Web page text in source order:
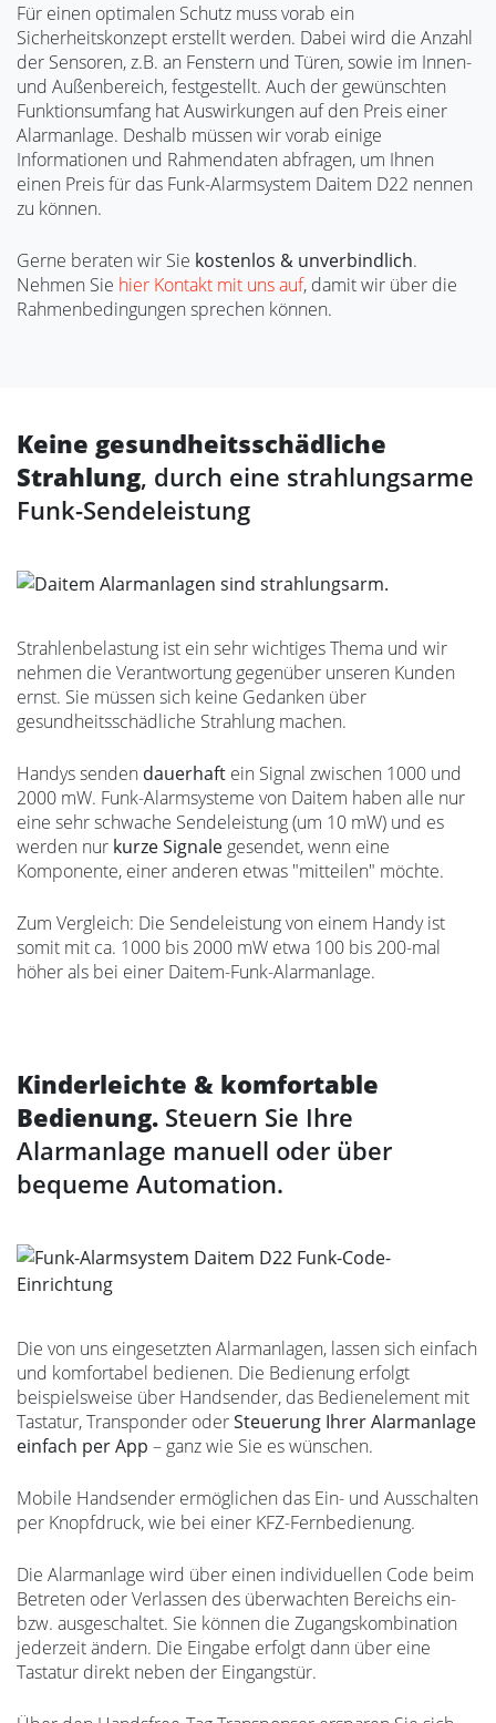
Für einen optimalen Schutz muss vorab ein
Sicherheitskonzept erstellt werden. Dabei wird die Anzahl
der Sensoren, z.B. an Fenstern und Türen, sowie im Innen-
und Außenbereich, festgestellt. Auch der gewünschten
Funktionsumfang hat Auswirkungen auf den Preis einer
Alarmanlage. Deshalb müssen wir vorab einige
Informationen und Rahmendaten abfragen, um Ihnen
einen Preis für das Funk-Alarmsystem Daitem D22 nennen
zu können.
Gerne beraten wir Sie kostenlos & unverbindlich.
Nehmen Sie hier Kontakt mit uns auf, damit wir über die
Rahmenbedingungen sprechen können.
Keine gesundheitsschädliche
Strahlung, durch eine strahlungsarme
Funk-Sendeleistung
Strahlenbelastung ist ein sehr wichtiges Thema und wir
nehmen die Verantwortung gegenüber unseren Kunden
ernst. Sie müssen sich keine Gedanken über
gesundheitsschädliche Strahlung machen.
Handys senden dauerhaft ein Signal zwischen 1000 und
2000 mW. Funk-Alarmsysteme von Daitem haben alle nur
eine sehr schwache Sendeleistung (um 10 mW) und es
werden nur kurze Signalegesendet, wenn eine
Komponente, einer anderen etwas "mitteilen" möchte.
Zum Vergleich: Die Sendeleistung von einem Handy ist
somit mit ca. 1000 bis 2000 mW etwa 100 bis 200-mal
höher als bei einer Daitem-Funk-Alarmanlage.
Kinderleichte & komfortable
Bedienung. Steuern Sie Ihre
Alarmanlage manuell oder über
bequeme Automation.
Die von uns eingesetzten Alarmanlagen, lassen sich einfach
und komfortabel bedienen. Die Bedienung erfolgt
beispielsweise über Handsender, das Bedienelement mit
Tastatur, Transponder oderSteuerung Ihrer Alarmanlage
einfach per App – ganz wie Sie es wünschen.
Mobile Handsender ermöglichen das Ein- und Ausschalten
per Knopfdruck, wie bei einer KFZ-Fernbedienung.
Die Alarmanlage wird über einen individuellen Code beim
Betreten oder Verlassen des überwachten Bereichs ein-
bzw. ausgeschaltet. Sie können die Zugangskombination
jederzeit ändern. Die Eingabe erfolgt dann über eine
Tastatur direkt neben der Eingangstür.